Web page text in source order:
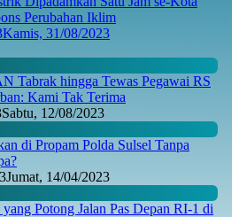
Perubahan Iklim
Kamis, 31/08/2023
Tabrak hingga Tewas Pegawai RS
Kami Tak Terima
Sabtu, 12/08/2023
di Propam Polda Sulsel Tanpa
Jumat, 14/04/2023
Potong Jalan Pas Depan RI-1 di